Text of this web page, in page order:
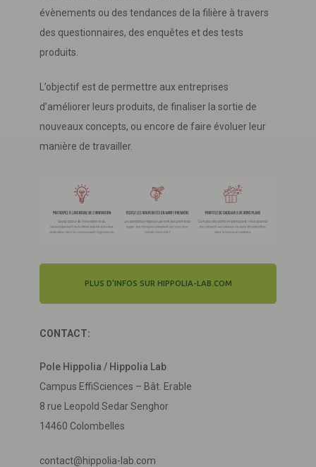
évènements ou des tendances de la filière à travers
des questionnaires, des enquêtes et des tests
produits.
L’objectif est de permettre aux entreprises
d’améliorer leurs produits, de finaliser la sortie de
nouveaux concepts, ou encore de faire évoluer leur
manière de travailler.
PLUS D'INFOS SUR HIPPOLIA-LAB.COM
CONTACT:
Pole Hippolia / Hippolia Lab
Campus EffiSciences – Bât. Erable
8 rue Leopold Sedar Senghor
14460 Colombelles
contact@hippolia-lab.com